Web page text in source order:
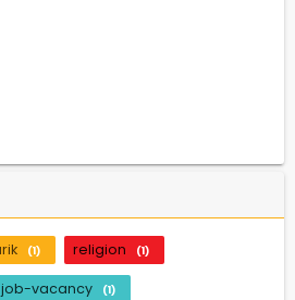
(1) religion (1)
job-vacancy (1)